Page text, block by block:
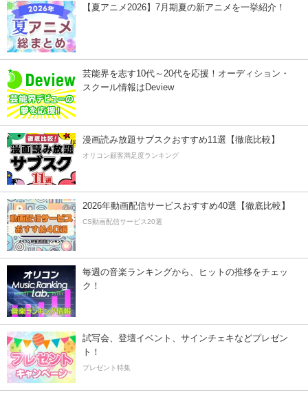
【夏アニメ2026】7月期夏の新アニメを一挙紹介！
芸能界を志す10代～20代を応援！オーディション・
スクール情報はDeview
漫画読み放題サブスクおすすめ11選【徹底比較】
オリコン顧客満足度ランキング
2026年動画配信サービスおすすめ40選【徹底比較】
CS動画配信サービス20選
毎週の音楽ランキングから、ヒットの推移をチェッ
ク！
試写会、登壇イベント、サインチェキなどプレゼン
ト！
プレゼント特集